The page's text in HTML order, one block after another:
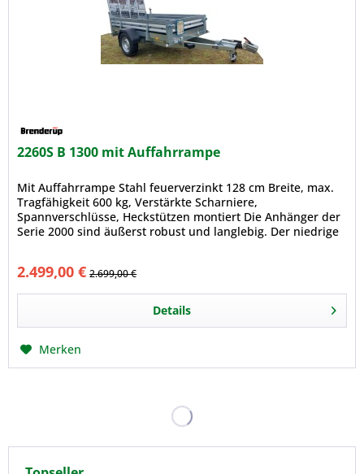
2260S B 1300 mit Auffahrrampe
Mit Auffahrrampe Stahl feuerverzinkt 128 cm Breite, max.
Tragfähigkeit 600 kg, Verstärkte Scharniere,
Spannverschlüsse, Heckstützen montiert Die Anhänger der
Serie 2000 sind äußerst robust und langlebig. Der niedrige
2.499,00 € 2.699,00 €
Details
Merken